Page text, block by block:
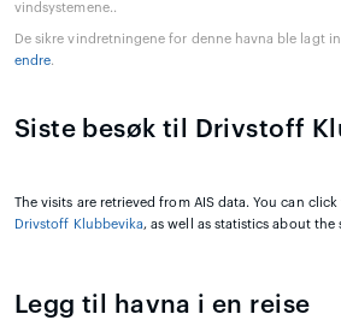
vindsystemene..
De sikre vindretningene for denne havna ble lagt
endre.
Siste besøk til Drivstoff
The visits are retrieved from AIS data. You can
Drivstoff Klubbevika, as well as statistics about the
Legg til havna i en reise